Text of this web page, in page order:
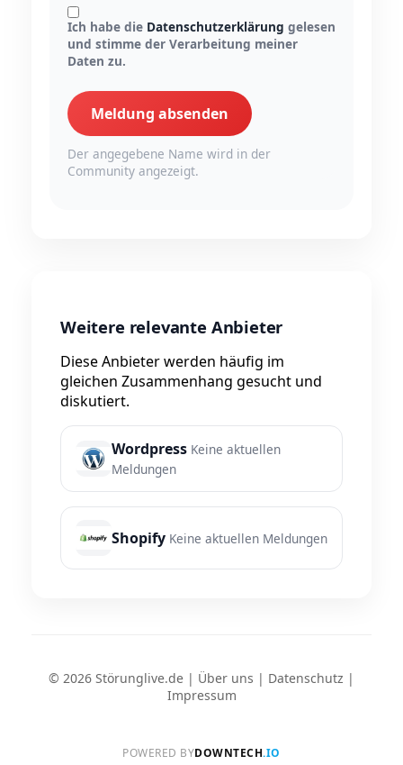
Ich habe die Datenschutzerklärung gelesen
und stimme der Verarbeitung meiner
Daten zu.
Meldung absenden
Der angegebene Name wird in der
Community angezeigt.
Weitere relevante Anbieter
Diese Anbieter werden häufig im
gleichen Zusammenhang gesucht und
diskutiert.
Wordpress Keine aktuellen
Meldungen
Shopify Keine aktuellen Meldungen
© 2026 Störunglive.de | Über uns | Datenschutz |
Impressum
POWERED BYDOWNTECH.IO